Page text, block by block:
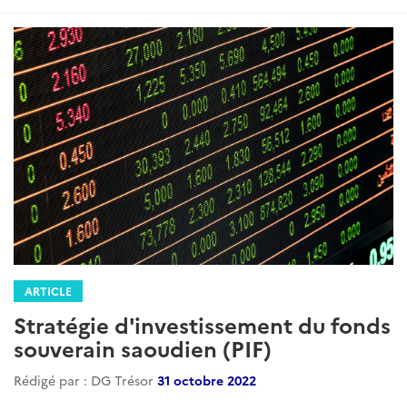
ARTICLE
Stratégie d'investissement du fonds
souverain saoudien (PIF)
Rédigé par : DG Trésor 31 octobre 2022